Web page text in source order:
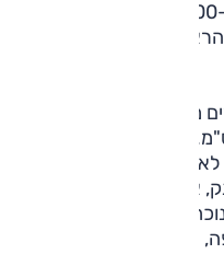
הוא הממדים של
עם בסיס גלגלים של 296 ס"מ. אבל הנתון החריג באמת
מטרים (!!!), לא רק בשל בתי הגלגלים
אלא מפשק סרנים רחב
נוכחות שלעיתים מוגזמת
אך לא בשביל הזה